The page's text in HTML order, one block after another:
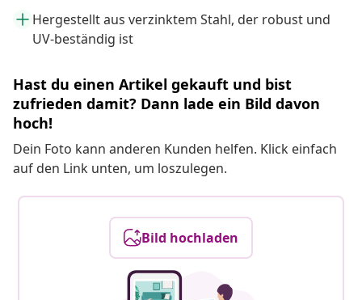
Hergestellt aus verzinktem Stahl, der robust und
UV-beständig ist
Hast du einen Artikel gekauft und bist
zufrieden damit? Dann lade ein Bild davon
hoch!
Dein Foto kann anderen Kunden helfen. Klick einfach
auf den Link unten, um loszulegen.
Bild hochladen